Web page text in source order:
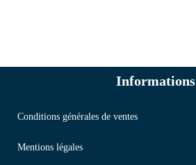
Informations
Conditions générales de ventes
Mentions légales